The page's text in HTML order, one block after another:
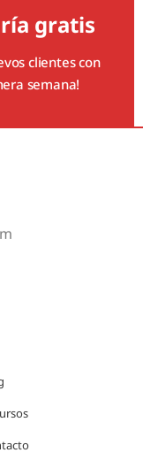
gratis
clientes con
semana!